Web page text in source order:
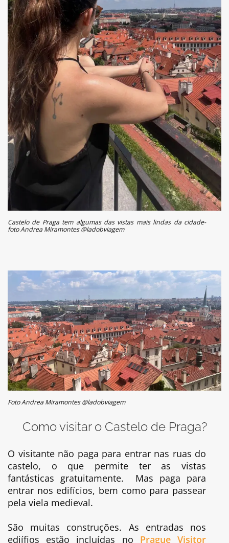
Castelo de Praga tem algumas das vistas mais lindas da cidade-
foto Andrea Miramontes @ladobviagem
Foto Andrea Miramontes @ladobviagem
Como visitar o Castelo de Praga?
O visitante não paga para entrar nas ruas do
castelo, o que permite ter as vistas
fantásticas gratuitamente. Mas paga para
entrar nos edifícios, bem como para passear
pela viela medieval.
São muitas construções. As entradas nos
ediífios estão incluídas no Prague Visitor